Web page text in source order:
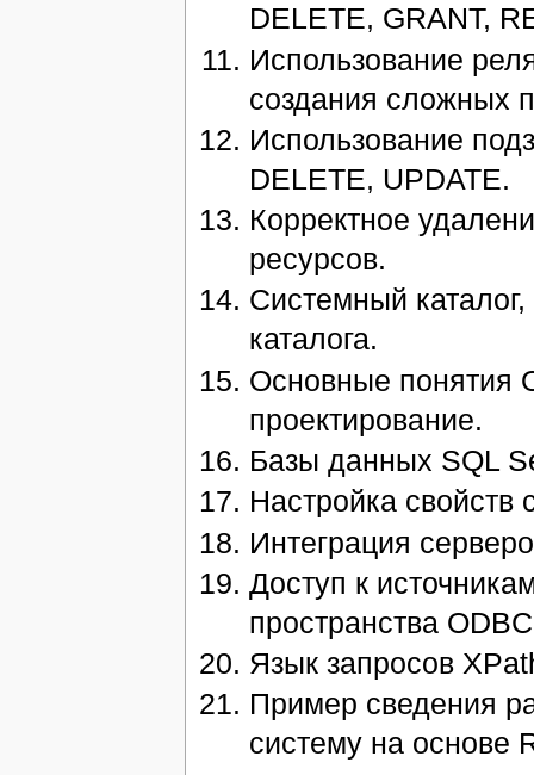
DELETE, GRANT,
Использование
создания сложных
Использование
DELETE, UPDATE.
Корректное
ресурсов.
Системный
каталога.
Основные понятия
проектирование.
Базы данных SQL
Настройка
Интеграция
Доступ к
пространства
Язык запросов
Пример сведения
систему на основе